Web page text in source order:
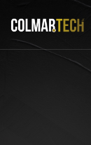
content